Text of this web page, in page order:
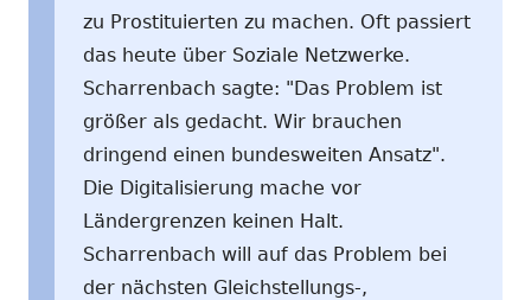
zu Prostituierten zu machen. Oft passiert
das heute über Soziale Netzwerke.
Scharrenbach sagte: "Das Problem ist
größer als gedacht. Wir brauchen
dringend einen bundesweiten Ansatz".
Die Digitalisierung mache vor
Ländergrenzen keinen Halt.
Scharrenbach will auf das Problem bei
der nächsten Gleichstellungs-,